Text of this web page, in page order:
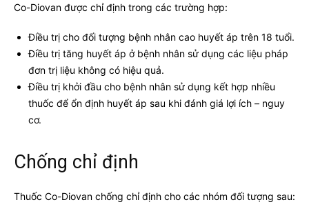
Co-Diovan được chỉ định trong các trường hợp:
Điều trị cho đối tượng bệnh nhân cao huyết áp trên 18 tuổi.
Điều trị tăng huyết áp ở bệnh nhân sử dụng các liệu pháp
đơn trị liệu không có hiệu quả.
Điều trị khởi đầu cho bệnh nhân sử dụng kết hợp nhiều
thuốc để ổn định huyết áp sau khi đánh giá lợi ích – nguy
cơ.
Chống chỉ định
Thuốc Co-Diovan chống chỉ định cho các nhóm đối tượng sau: